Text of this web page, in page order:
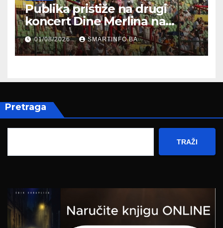
Publika pristiže na drugi
koncert Dine Merlina na
Koševu
01/08/2026 SMARTINFO.BA
Pretraga
TRAŽI